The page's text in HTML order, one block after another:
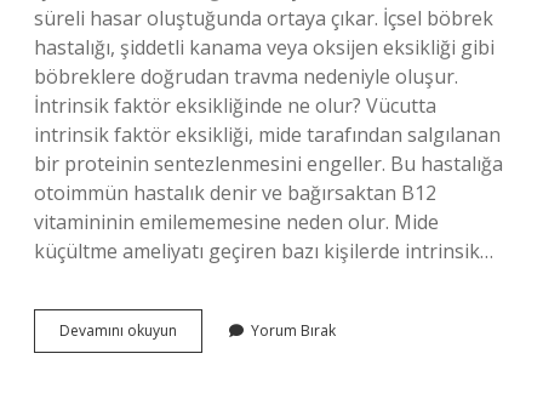
süreli hasar oluştuğunda ortaya çıkar. İçsel böbrek
hastalığı, şiddetli kanama veya oksijen eksikliği gibi
böbreklere doğrudan travma nedeniyle oluşur.
İntrinsik faktör eksikliğinde ne olur? Vücutta
intrinsik faktör eksikliği, mide tarafından salgılanan
bir proteinin sentezlenmesini engeller. Bu hastalığa
otoimmün hastalık denir ve bağırsaktan B12
vitamininin emilememesine neden olur. Mide
küçültme ameliyatı geçiren bazı kişilerde intrinsik…
Devamını okuyun
Faktör
Yorum Bırak